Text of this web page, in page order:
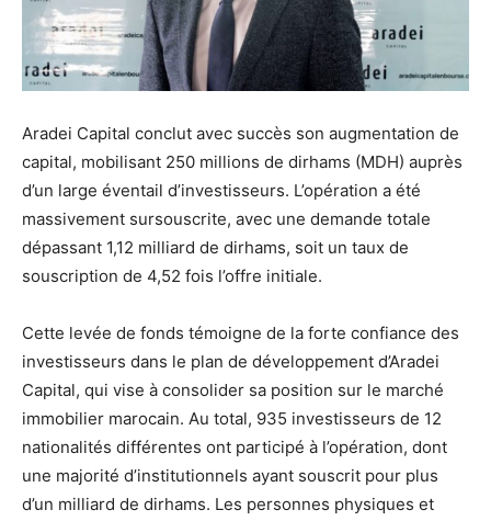
Aradei Capital conclut avec succès son augmentation de
capital, mobilisant 250 millions de dirhams (MDH) auprès
d’un large éventail d’investisseurs. L’opération a été
massivement sursouscrite, avec une demande totale
dépassant 1,12 milliard de dirhams, soit un taux de
souscription de 4,52 fois l’offre initiale.
Cette levée de fonds témoigne de la forte confiance des
investisseurs dans le plan de développement d’Aradei
Capital, qui vise à consolider sa position sur le marché
immobilier marocain. Au total, 935 investisseurs de 12
nationalités différentes ont participé à l’opération, dont
une majorité d’institutionnels ayant souscrit pour plus
d’un milliard de dirhams. Les personnes physiques et